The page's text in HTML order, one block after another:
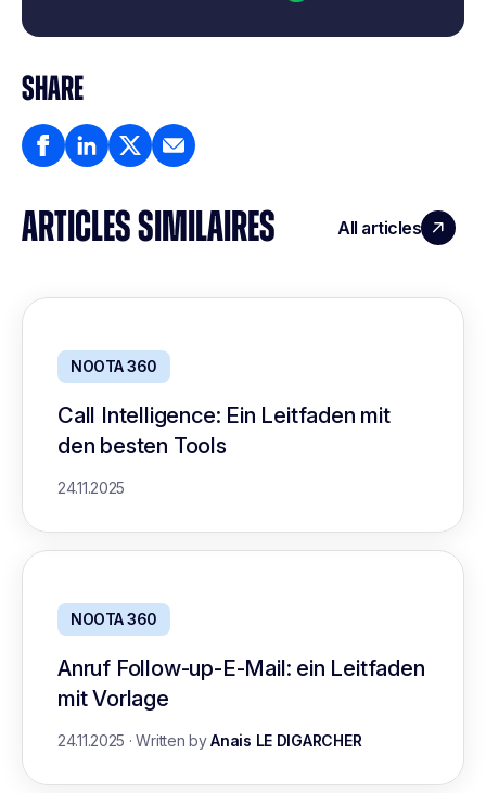
SHARE
ARTICLES SIMILAIRES All articles
NOOTA 360
Call Intelligence: Ein Leitfaden mit
den besten Tools
24.11.2025
NOOTA 360
Anruf Follow-up-E-Mail: ein Leitfaden
mit Vorlage
24.11.2025 ·Written byAnais LE DIGARCHER